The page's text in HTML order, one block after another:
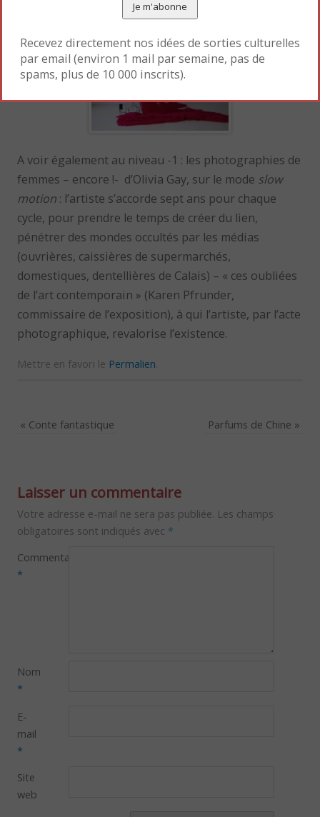
reconnaissance faite aux artistes femmes.
A voir également au niveau -1 : les photographies de
femmes – encore !- d’Olivia Gay, sur le mode slow
motion : l’artiste s’accorde sept ans pour chaque
cycle, pour prendre le temps de créer du lien,
pénétrer des mondes occultés par les médias
(ouvrières, caissières de supermarchés,
domestiques, dentellières de Calais) – « ces oubliées
de l’art contemporain » (Karen Pfrunder,
commissaire de l’exposition), à qui l’artiste, par l’acte
photographique, revalorise l’existence.
Mettre en favori le Permalien
« Conte fantastique Parfums de Chine »
Laisser un commentaire
Votre adresse e-mail ne sera pas publiée. Les champs
obligatoires sont indiqués avec *
Commentaire
*
Nom
*
E-
mail
*
Site
web
Recevez directement nos idées de sorties culturelles
par email (environ 1 mail par semaine, pas de
spams, plus de 10 000 inscrits).